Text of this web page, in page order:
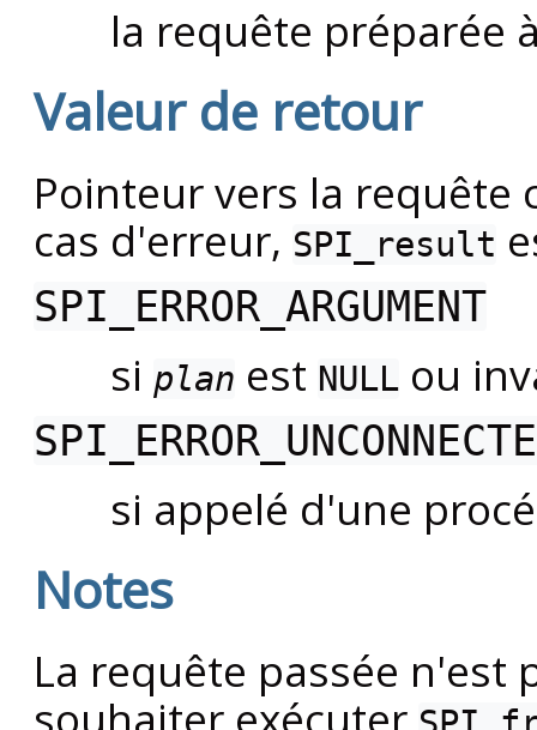
la requête préparée
Valeur de retour
Pointeur vers la requête
cas d'erreur, SPI_result
SPI_ERROR_ARGUMENT
si plan est NULL ou
si appelé d'une
Notes
La requête passée n'est
souhaiter exécuter